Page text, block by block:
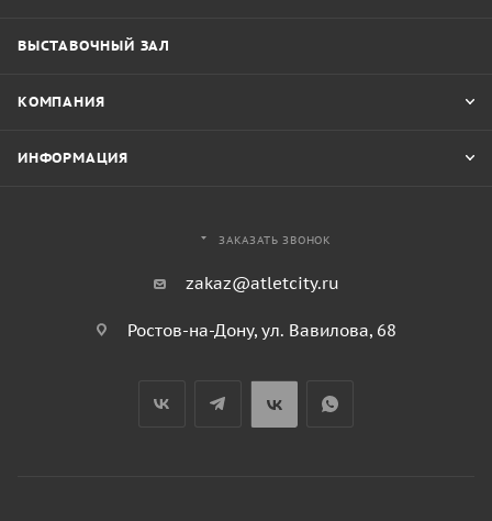
ВЫСТАВОЧНЫЙ ЗАЛ
КОМПАНИЯ
ИНФОРМАЦИЯ
ЗАКАЗАТЬ ЗВОНОК
zakaz@atletcity.ru
Ростов-на-Дону, ул. Вавилова, 68